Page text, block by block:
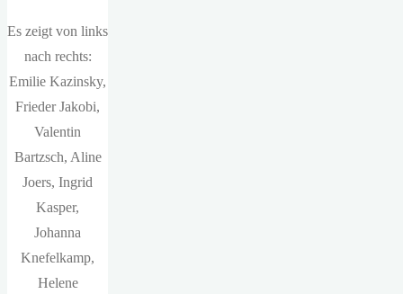
Es zeigt von links
nach rechts:
Emilie Kazinsky,
Frieder Jakobi,
Valentin
Bartzsch, Aline
Joers, Ingrid
Kasper,
Johanna
Knefelkamp,
Helene